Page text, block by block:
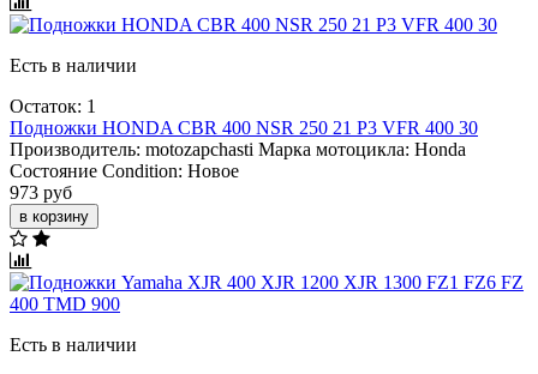
Есть в наличии
Остаток: 1
Подножки HONDA CBR 400 NSR 250 21 P3 VFR 400 30
Производитель: motozapchasti Марка мотоцикла: Honda
Состояние Condition: Новое
973 руб
в корзину
Есть в наличии